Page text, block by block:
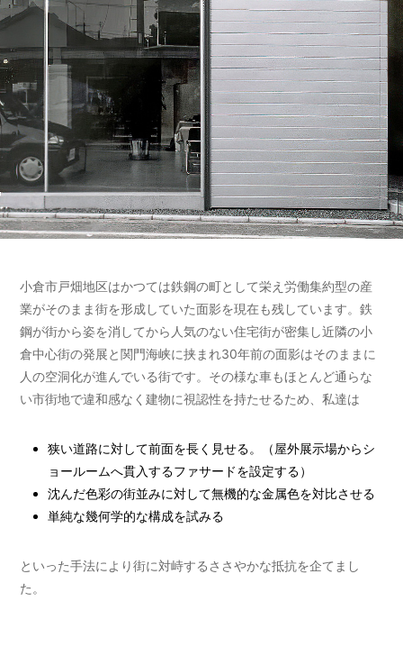
小倉市戸畑地区はかつては鉄鋼の町として栄え労働集約型の産
業がそのまま街を形成していた面影を現在も残しています。鉄
鋼が街から姿を消してから人気のない住宅街が密集し近隣の小
倉中心街の発展と関門海峡に挟まれ30年前の面影はそのままに
人の空洞化が進んでいる街です。その様な車もほとんど通らな
い市街地で違和感なく建物に視認性を持たせるため、私達は
狭い道路に対して前面を長く見せる。（屋外展示場からシ
ョールームへ貫入するファサードを設定する）
沈んだ色彩の街並みに対して無機的な金属色を対比させる
単純な幾何学的な構成を試みる
といった手法により街に対峙するささやかな抵抗を企てまし
た。